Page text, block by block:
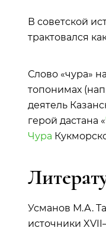
В советской
трактовался
Слово «чура»
топонимах
деятель
герой дастана «
Чура
Усманов М.А.
источники